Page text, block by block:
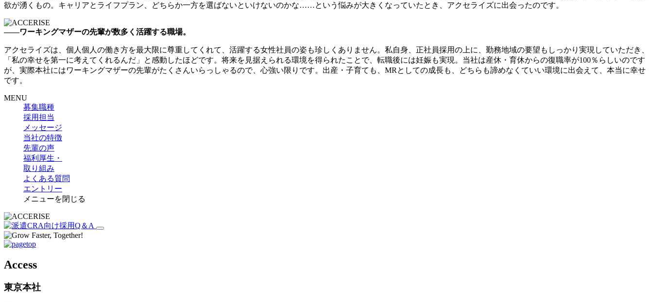
欲が湧くもの。キャリアとライフプラン、どちらか一方を選ばないといけないのかな……という悩みが大きくなっていたとき、アクセライズに出会ったのです。
――ワーキングマザーの先輩が数多く活躍する職場。
アクセライズは、個人個人の働き方を最大限に尊重してくれて、活躍する女性社員の姿も珍しくありません。私自身、正社員採用の上に、勤務地域の要望もしっかり実現していただき、
「私の幸せを第一に考えてくれるんだ」と感動したほどです。将来を見据えられる環境を得られたことで、転職後には妊娠も実現。当社は産休・育休からの復職率が100％らしいのです
が、実際本社にはワーキングマザーの先輩がたくさんいらっしゃるので、心強い限りです。出産・子育ても、MRとしての成長も、どちらも諦めなくていい環境に出会えて、本当に幸せ
です。
MENU
募集職種
採用担当
メッセージ
当社の特徴
先輩の声
福利厚生・
取り組み
よくある質問
エントリー
メニューを閉じる
Access
東京本社